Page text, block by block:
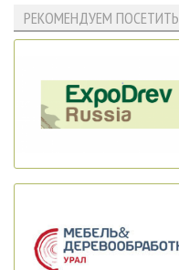
РЕКОМЕНДУЕМ ПОСЕТИТЬ